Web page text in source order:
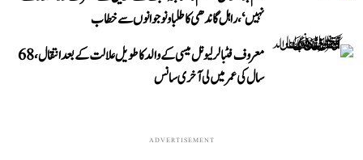
نہیں‘، راہل گاندھی کا طلبا و نوجوانوں سے خطاب
معروف فٹبالر لیونل میسی کے والد کا طویل علالت کے بعد انتقال، 68
سال کی عمر میں لی آخری سانس
ADVERTISEMENT